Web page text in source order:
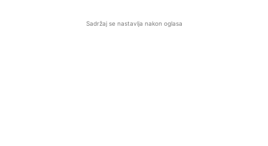
Sadržaj se nastavlja nakon oglasa